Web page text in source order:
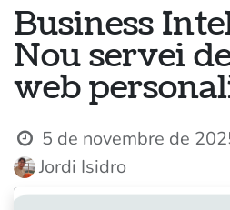
Business
Nou servei
web
5 de novembre de
Jordi Isidro